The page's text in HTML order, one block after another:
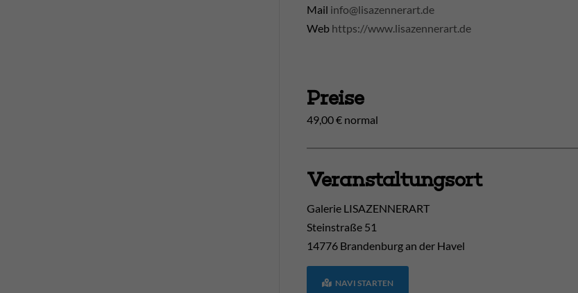
Mail info@lisazennerart.de
Web https://www.lisazennerart.de
Preise
49,00 € normal
Veranstaltungsort
Galerie LISAZENNERART
Steinstraße 51
14776 Brandenburg an der Havel
NAVI STARTEN